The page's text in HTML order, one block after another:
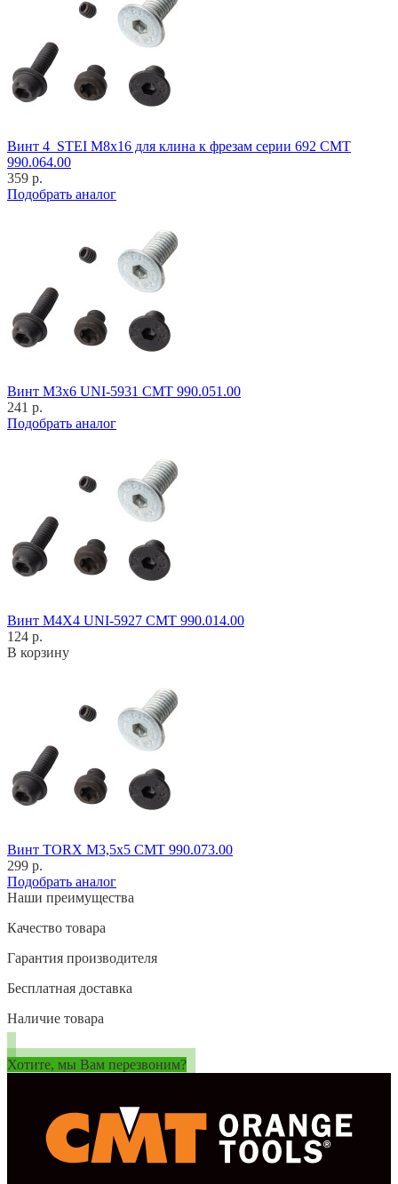
Винт 4_STEI M8x16 для клина к фрезам серии 692 CMT
990.064.00
359 р.
Подобрать аналог
Винт M3x6 UNI-5931 CMT 990.051.00
241 р.
Подобрать аналог
Винт M4X4 UNI-5927 CMT 990.014.00
124 р.
В корзину
Винт TORX M3,5x5 CMT 990.073.00
299 р.
Подобрать аналог
Наши преимущества
Качество товара
Гарантия производителя
Бесплатная доставка
Наличие товара
Хотите, мы Вам перезвоним?